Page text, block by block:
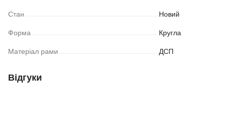
Стан Новий
Форма Кругла
Матеріал рами ДСП
Відгуки